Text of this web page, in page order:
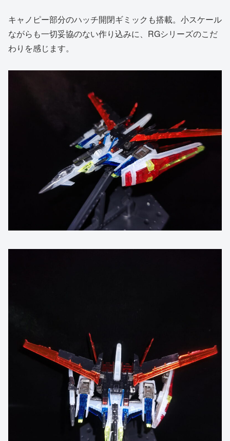
キャノピー部分のハッチ開閉ギミックも搭載。小スケール
ながらも一切妥協のない作り込みに、RGシリーズのこだ
わりを感じます。